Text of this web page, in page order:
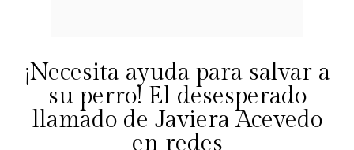
¡Necesita ayuda para salvar a
su perro! El desesperado
llamado de Javiera Acevedo
en redes